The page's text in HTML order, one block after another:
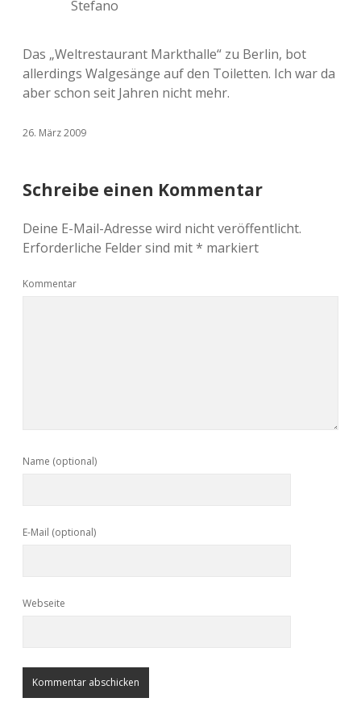
Stefano
Das „Weltrestaurant Markthalle“ zu Berlin, bot
allerdings Walgesänge auf den Toiletten. Ich war da
aber schon seit Jahren nicht mehr.
26. März 2009
Schreibe einen Kommentar
Deine E-Mail-Adresse wird nicht veröffentlicht.
Erforderliche Felder sind mit* markiert
Kommentar
Name (optional)
E-Mail (optional)
Webseite